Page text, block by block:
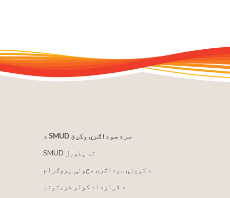
د SMUD سره سوداګري وکړئ
SMUD ته پلورل
د کوچني سوداګرۍ هڅونې پروګرام
د قرارداد کولو فرصتونه